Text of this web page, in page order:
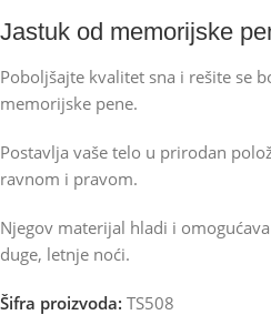
Jastuk od memorijske
Poboljšajte kvalitet sna i rešite se
memorijske pene.
Postavlja vaše telo u prirodan
ravnom i pravom.
Njegov materijal hladi i
duge, letnje noći.
Šifra proizvoda: TS508